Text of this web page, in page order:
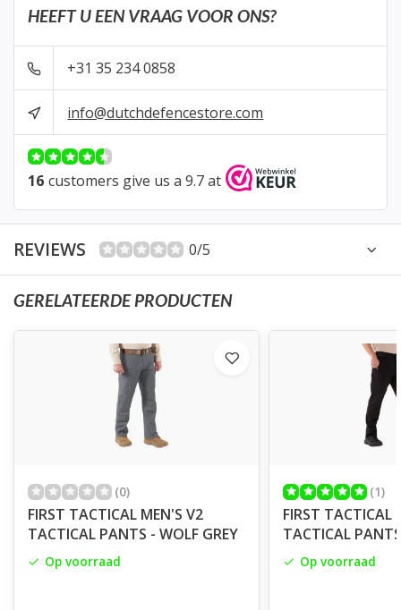
HEEFT U EEN VRAAG VOOR ONS?
+31 35 234 0858
info@dutchdefencestore.com
16 customers give us a 9.7 at
REVIEWS 0/5
GERELATEERDE PRODUCTEN
(0)
FIRST TACTICAL MEN'S V2
TACTICAL PANTS - WOLF GREY
Op voorraad
(1)
FIRST TACTICAL
TACTICAL
Op voorraad